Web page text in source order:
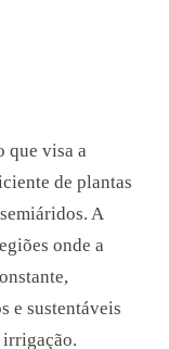
que visa a
de plantas
A
onde a
e sustentáveis
irrigação.